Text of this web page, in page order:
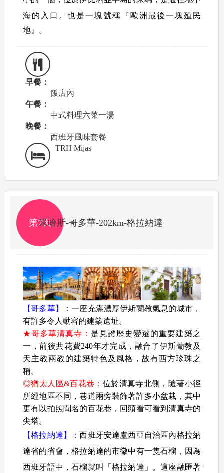
海的入口。也是一塊號稱『歐洲最後一塊殖民
地』。
早餐：
飯店內
午餐：
中式料理六菜一湯
晚餐：
西班牙風味套餐
TRH Mijas
第7天
米哈斯-哥多華-202km-格拉納達
【哥多華】 ：一座充滿濃厚伊斯蘭教氣息的城市，
有許多令人動容的建築遺址。
★哥多華清真寺： 是見證歷史變遷的重要建築之
一，前後共花費240年才完成，融合了伊斯蘭教及
天主教兩教的建築特色及風格，故有西方珍珠之
稱。
◎猶太人區&百花巷： 位於清真寺北側，隨著小徑
所經地區不同，巷道兩旁裝飾著許多小盆栽，其中
更有以拍照聞名的百花巷，回頭看可看到清真寺的
尖塔。
【格拉納達】：西班牙安達盧西亞自治區內格拉納
達省的省會，格拉納達的市徽中有一隻石榴，因為
西班牙語中，石榴就叫「格拉納達」。這座融匯著